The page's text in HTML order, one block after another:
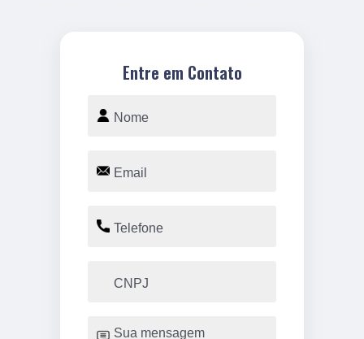
Entre em Contato